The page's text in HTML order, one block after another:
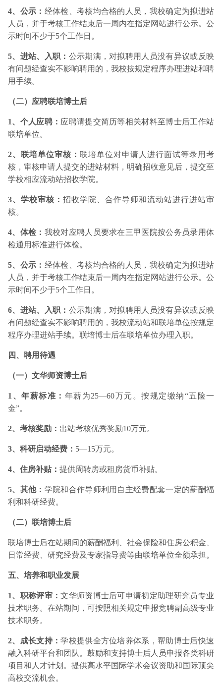
4、公示： 经体检、考核均合格的人员，我校确定为拟进站
人员，并于考核工作结束后一周内在指定网站进行公示。公
示时间不少于5个工作日。
5、进站、入职： 公示期满，对拟聘用人员没有异议或反映
有问题经查实不影响聘用的，我校按规定程序办理进站和聘
用手续。
（二）应聘联培博士后
1、个人应聘： 应聘请提交简历等相关材料至博士后工作站
联培单位。
2、联培单位审核： 联培单位对申请人进行面试等录用考
核，审核申请人提交的进站材料，明确招收意见后，提交至
学校相应流动站招收学院。
3、学校审核： 招收学院、合作导师和流动站进行进站审
核。
4、体检： 我校对应聘人员要求在三甲医院按公务员录用体
检通用标准进行体检。
5、公示： 经体检、考核均合格的人员，我校确定为拟进站
人员，并于考核工作结束后一周内在指定网站进行公示。公
示时间不少于5个工作日。
6、进站、入职： 公示期满，对拟聘用人员没有异议或反映
有问题经查实不影响聘用的，我校流动站和联培单位按规定
程序办理进站手续。联培博士后在联培单位办理入职。
四、聘用待遇
（一）文华师资博士后
1、年薪标准： 年薪为25—60万元。按规定缴纳“五险一
金”。
2、考核奖励： 出站考核优秀奖励10万元。
3、科研启动经费： 5—15万元。
4、住房补贴： 提供周转房或租房货币补贴。
5、其他： 学院和合作导师利用自主经费配套一定的薪酬福
利和科研经费。
（二）联培博士后
联培博士后在站期间的薪酬福利、社会保险和住房公积金、
日常经费、研究经费及专家指导费等由联培单位全额承担。
五、培养和职业发展
1、职称评审：文华师资博士后可申请初定助理研究员专业
技术职务。在站期间，可按照相关规定申报竞聘副高级专业
技术职务。
2、成长支持：学校提供全方位培养体系，帮助博士后快速
融入科研平台和团队。鼓励和支持博士后人员申报各类科研
项目和人才计划。提供高水平国际学术会议资助和国际顶尖
高校交流机会。